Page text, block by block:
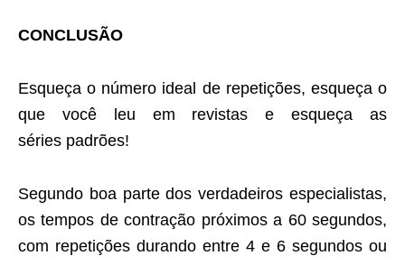
CONCLUSÃO
Esqueça o número ideal de repetições, esqueça o
que você leu em revistas e esqueça as
séries padrões!
Segundo boa parte dos verdadeiros especialistas,
os tempos de contração próximos a 60 segundos,
com repetições durando entre 4 e 6 segundos ou